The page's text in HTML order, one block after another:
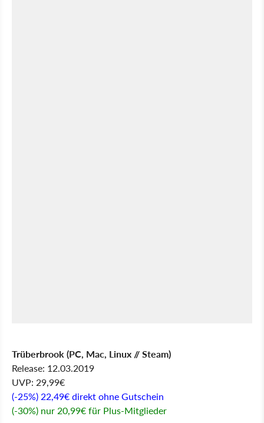
Trüberbrook (PC, Mac, Linux // Steam)
Release: 12.03.2019
UVP: 29,99€
(-25%) 22,49€ direkt ohne Gutschein
(-30%) nur 20,99€ für Plus-Mitglieder